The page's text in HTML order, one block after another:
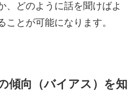
、どのように話を聞けばよ
ことが可能になります。
傾向（バイアス）を知